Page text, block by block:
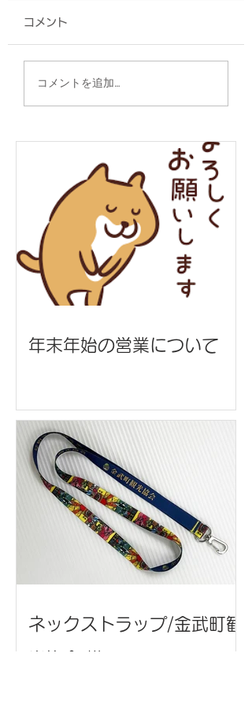
A4フラットトート/仲
本工業 様
コメント
コメントを追加…
年末年始の営業について
ネックストラップ/金武町観